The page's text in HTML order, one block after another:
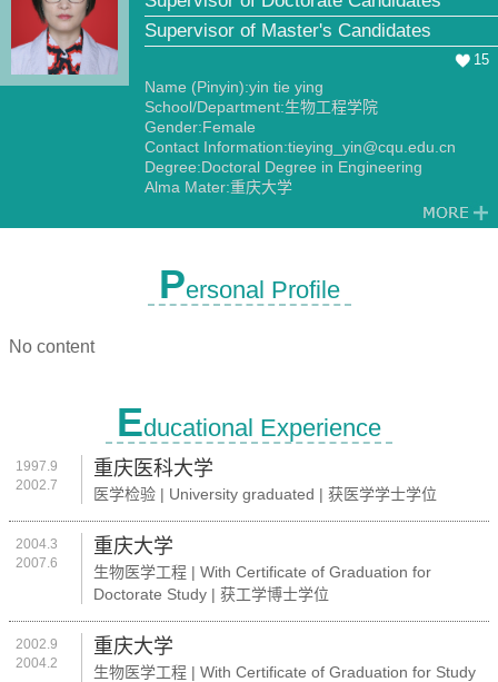
Supervisor of Master's Candidates
15
Name (Pinyin):yin tie ying
School/Department:生物工程学院
Gender:Female
Contact Information:tieying_yin@cqu.edu.cn
Degree:Doctoral Degree in Engineering
Alma Mater:重庆大学
Discipline:Other specialties in Biomedical
Engineering
Personal Profile
No content
Educational Experience
1997.9
2002.7
重庆医科大学
医学检验 | University graduated | 获医学学士学位
2004.3
2007.6
重庆大学
生物医学工程 | With Certificate of Graduation for
Doctorate Study | 获工学博士学位
2002.9
2004.2
重庆大学
生物医学工程 | With Certificate of Graduation for Study